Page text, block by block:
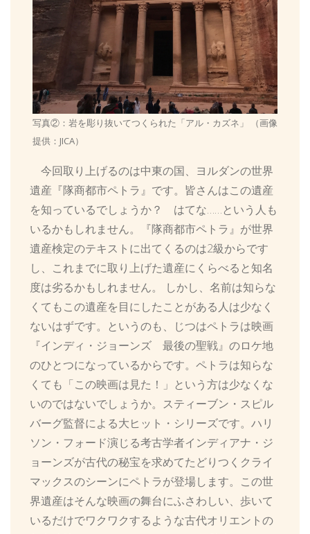
写真②：岩を彫り抜いてつくられた「アル・カズネ」 （画像
提供：JICA）
今回取り上げるのは中東の国、ヨルダンの世界
遺産『隊商都市ペトラ』です。皆さんはこの遺産
を知っているでしょうか？ はてな……という人も
いるかもしれません。『隊商都市ペトラ』が世界
遺産検定のテキストに出てくるのは2級からです
し、これまでに取り上げた遺産にくらべると知名
度は劣るかもしれません。 しかし、名前は知らな
くてもこの遺産を目にしたことがある人は少なく
ないはずです。というのも、じつはペトラは映画
『インディ・ジョーンズ 最後の聖戦』のロケ地
のひとつになっているからです。ペトラは知らな
くても「この映画は見た！」という方は少なくな
いのではないでしょうか。スティーブン・スピル
バーグ監督による大ヒット・シリーズです。ハリ
ソン・フォード演じる考古学者インディアナ・ジ
ョーンズが古代の秘宝を求めてたどりつくクライ
マックスのシーンにペトラが登場します。この世
界遺産はそんな映画の舞台にふさわしい、歩いて
いるだけでワクワクするような古代オリエントの